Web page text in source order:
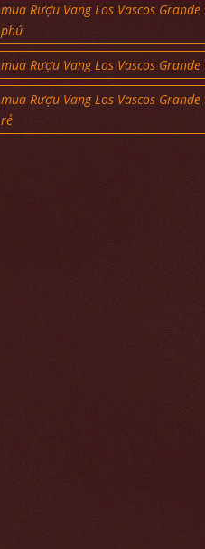
mua Rượu Vang Los Vascos
phú
mua Rượu Vang Los Vascos Grande
mua Rượu Vang Los Vascos
rẻ